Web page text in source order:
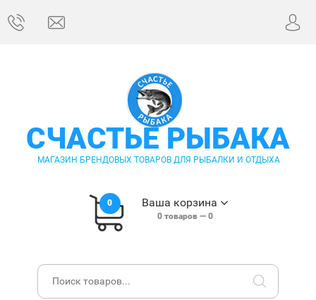
СЧАСТЬЕ РЫБАКА
МАГАЗИН БРЕНДОВЫХ ТОВАРОВ ДЛЯ РЫБАЛКИ И ОТДЫХА
0 Ваша корзина
0товаров — 0